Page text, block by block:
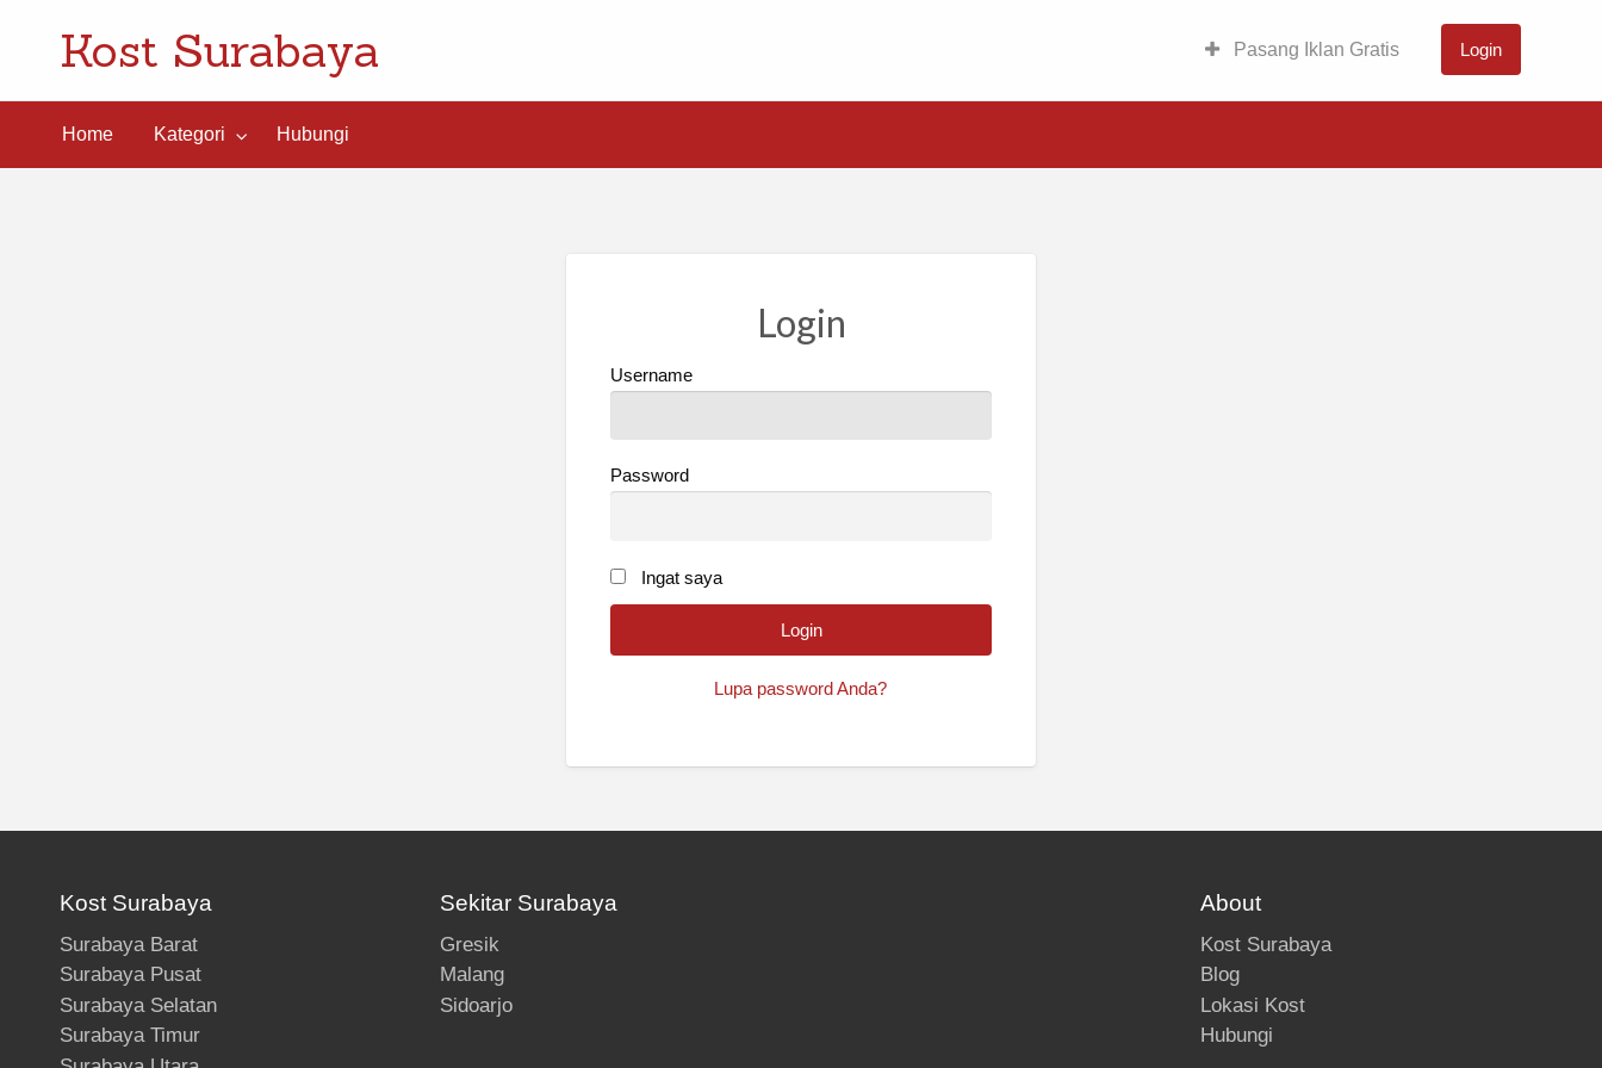
Kost Surabaya Pasang Iklan Gratis Login
Home Kategori Hubungi
Login
Username
Password
Ingat saya
Lupa password Anda?
Kost Surabaya
Surabaya Barat
Surabaya Pusat
Surabaya Selatan
Surabaya Timur
Sekitar Surabaya
Gresik
Malang
Sidoarjo
About
Kost Surabaya
Blog
Lokasi Kost
Hubungi